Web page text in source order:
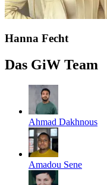
Hanna Fecht
Das GiW Team
Ahmad Dakhnous
Amadou Sene